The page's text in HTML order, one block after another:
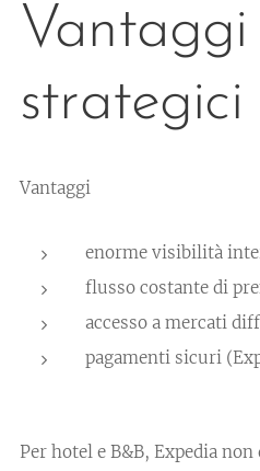
Vantaggi
strategici
Vantaggi
enorme visibilità
flusso costante di
accesso a mercati
pagamenti sicuri
Per hotel e B&B, Expedia